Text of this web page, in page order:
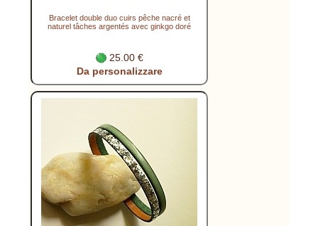
Bracelet double duo cuirs pêche nacré et
naturel tâches argentés avec ginkgo doré
25.00 €
Da personalizzare